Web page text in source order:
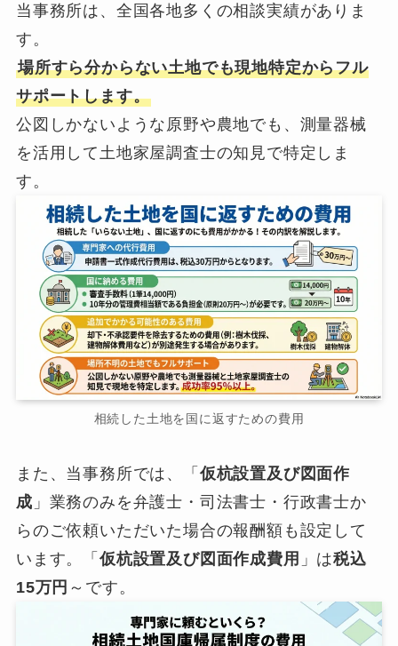
当事務所は、全国各地多くの相談実績がありま
す。
場所すら分からない土地でも現地特定からフル
サポートします。
公図しかないような原野や農地でも、測量器械
を活用して土地家屋調査士の知見で特定しま
す。
相続した土地を国に返すための費用
また、当事務所では、「 仮杭設置及び図面作
成 」業務のみを弁護士・司法書士・行政書士か
らのご依頼いただいた場合の報酬額も設定して
います。「 仮杭設置及び図面作成費用 」は税込
15万円 ～です。